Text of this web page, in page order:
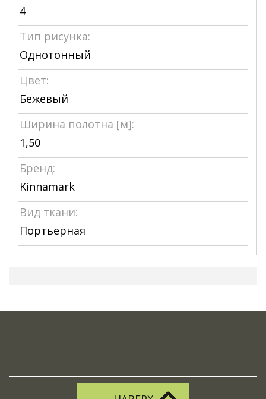
4
Тип рисунка:
Однотонный
Цвет:
Бежевый
Ширина полотна [м]:
1,50
Бренд:
Kinnamark
Вид ткани:
Портьерная